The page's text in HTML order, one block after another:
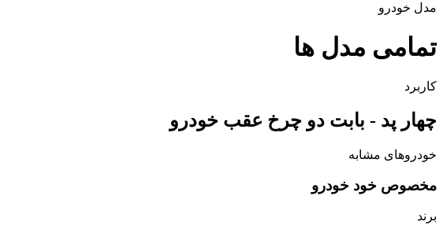
مدل خودرو
تمامی مدل ها
کاربرد
چهار پد - بابت دو چرخ عقب خودرو
خودروهای مشابه
مخصوص خود خودرو
برند